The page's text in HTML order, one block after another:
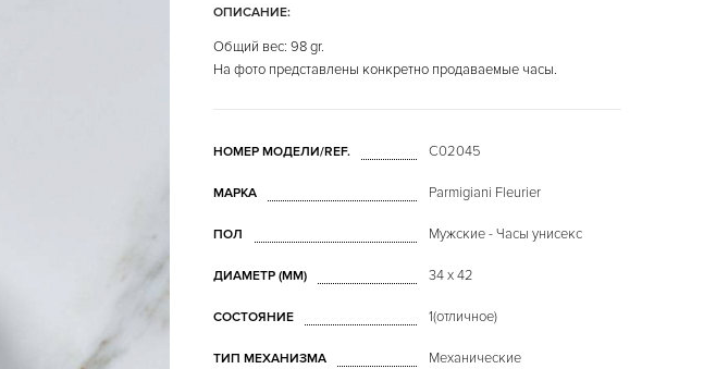
ОПИСАНИЕ:
Общий вес: 98 gr.
На фото представлены конкретно продаваемые часы.
НОМЕР МОДЕЛИ/REF. C02045
МАРКА Parmigiani Fleurier
ПОЛ Мужские - Часы унисекс
ДИАМЕТР (MM) 34 x 42
СОСТОЯНИЕ 1(отличное)
ТИП МЕХАНИЗМА Механические